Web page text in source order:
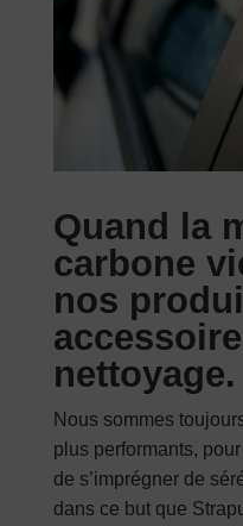
Quand la
carbone
nos
nettoyage.
Nous sommes
plus performants,
de s’imprégner de
dans ce but que